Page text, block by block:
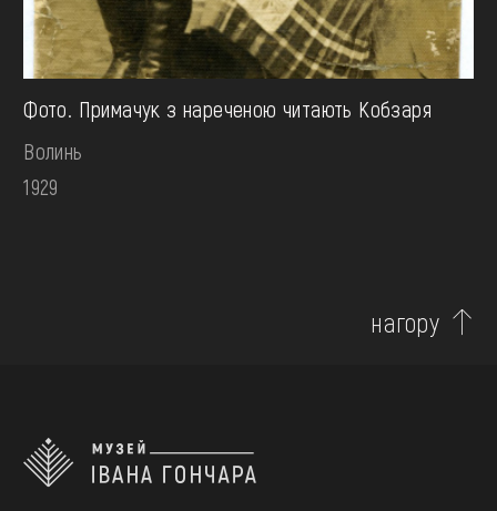
Фото. Примачук з нареченою читають Кобзаря
Волинь
1929
нагору